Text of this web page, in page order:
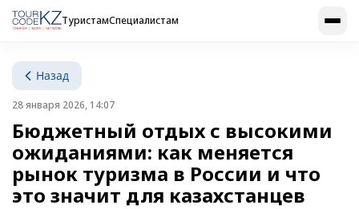
ТуристамСпециалистам
Назад
28 января 2026, 14:07
Бюджетный отдых с высокими
ожиданиями: как меняется
рынок туризма в России и что
это значит для казахстанцев